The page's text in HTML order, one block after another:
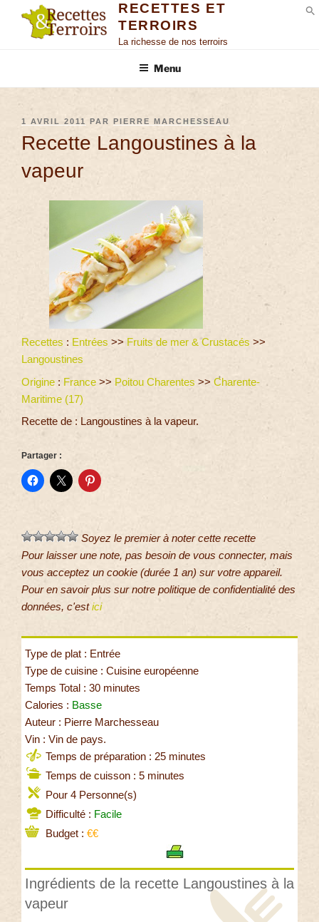
RECETTES ET
TERROIRS
La richesse de nos terroirs
Menu
1 AVRIL 2011 PAR PIERRE MARCHESSEAU
Recette Langoustines à la
vapeur
Recettes : Entrées >> Fruits de mer & Crustacés >>
Langoustines
Origine : France >> Poitou Charentes >> Charente-
Maritime (17)
Recette de : Langoustines à la vapeur.
Partager :
Soyez le premier à noter cette recette
Pour laisser une note, pas besoin de vous connecter, mais
vous acceptez un cookie (durée 1 an) sur votre appareil.
Pour en savoir plus sur notre politique de confidentialité des
données, c'estici
Type de plat : Entrée
Type de cuisine : Cuisine européenne
Temps Total : 30 minutes
Calories : Basse
Auteur : Pierre Marchesseau
Vin : Vin de pays.
Temps de préparation : 25 minutes
Temps de cuisson : 5 minutes
Pour 4 Personne(s)
Difficulté : Facile
Budget : €€
Ingrédients de la recette Langoustines à la
vapeur